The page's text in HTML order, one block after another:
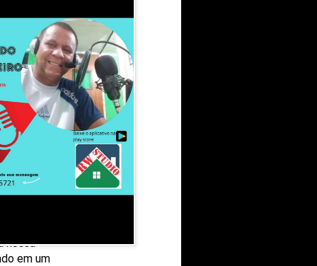
servidora
condições
que agora o seu
nossa
em um